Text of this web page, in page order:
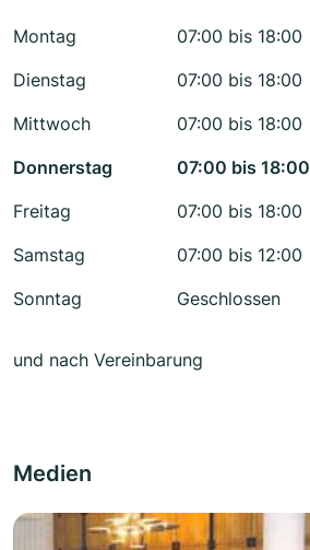
Montag
07:00 bis 18:00
Dienstag
07:00 bis 18:00
Mittwoch
07:00 bis 18:00
Donnerstag
07:00 bis 18:00
Freitag
07:00 bis 18:00
Samstag
07:00 bis 12:00
Sonntag
Geschlossen
und nach Vereinbarung
Medien